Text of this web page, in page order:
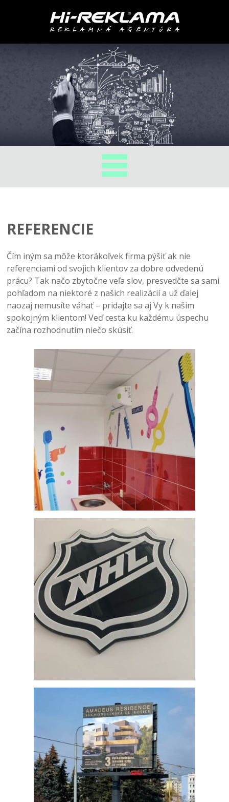
REFERENCIE
Čím iným sa môže ktorákoľvek firma pýšiť ak nie
referenciami od svojich klientov za dobre odvedenú
prácu? Tak načo zbytočne veľa slov, presvedčte sa sami
pohľadom na niektoré z našich realizácií a už ďalej
naozaj nemusíte váhať – pridajte sa aj Vy k našim
spokojným klientom! Veď cesta ku každému úspechu
začína rozhodnutím niečo skúsiť.